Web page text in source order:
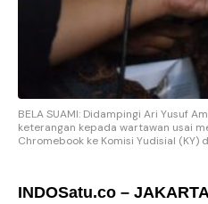
BELA SUAMI: Didampingi Ari Yusuf
keterangan kepada wartawan usai
Chromebook ke Komisi Yudisial (KY)
INDOSatu.co –